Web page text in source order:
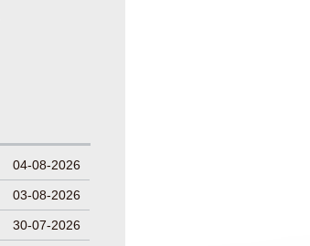
04-08-2026
03-08-2026
30-07-2026